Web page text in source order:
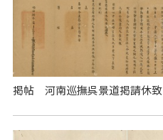
掲帖 河南巡撫呉景道掲請休致